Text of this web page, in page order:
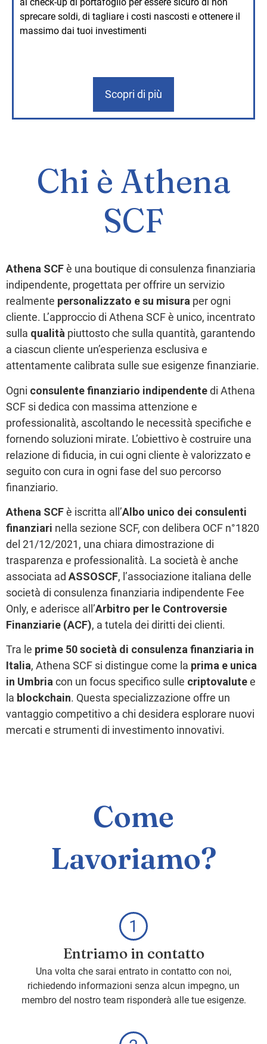
al check-up di portafoglio per essere sicuro di non
sprecare soldi, di tagliare i costi nascosti e ottenere il
massimo dai tuoi investimenti
Scopri di più
Chi è Athena
SCF
Athena SCFè una boutique di consulenza finanziaria
indipendente, progettata per offrire un servizio
realmente personalizzato e su misura per ogni
cliente. L’approccio di Athena SCF è unico, incentrato
sulla qualità piuttosto che sulla quantità, garantendo
a ciascun cliente un’esperienza esclusiva e
attentamente calibrata sulle sue esigenze finanziarie.
Ogni consulente finanziario indipendentedi Athena
SCF si dedica con massima attenzione e
professionalità, ascoltando le necessità specifiche e
fornendo soluzioni mirate. L’obiettivo è costruire una
relazione di fiducia, in cui ogni cliente è valorizzato e
seguito con cura in ogni fase del suo percorso
finanziario.
Athena SCFè iscritta all’Albo unico dei consulenti
finanziari nella sezione SCF, con delibera OCF n°1820
del 21/12/2021, una chiara dimostrazione di
trasparenza e professionalità. La società è anche
associata ad ASSOSCF, l’associazione italiana delle
società di consulenza finanziaria indipendente Fee
Only, e aderisce all’Arbitro per le Controversie
Finanziarie (ACF), a tutela dei diritti dei clienti.
Tra le prime 50 società di consulenza finanziaria in
Italia, Athena SCF si distingue come la prima e unica
in Umbriacon un focus specifico sulle criptovalutee
la blockchain. Questa specializzazione offre un
vantaggio competitivo a chi desidera esplorare nuovi
mercati e strumenti di investimento innovativi.
Come
Lavoriamo?
Entriamo in contatto
Una volta che sarai entrato in contatto con noi,
richiedendo informazioni senza alcun impegno, un
membro del nostro team risponderà alle tue esigenze.